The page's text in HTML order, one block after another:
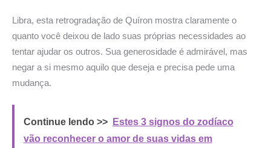
Libra, esta retrogradação de Quíron mostra claramente o
quanto você deixou de lado suas próprias necessidades ao
tentar ajudar os outros. Sua generosidade é admirável, mas
negar a si mesmo aquilo que deseja e precisa pede uma
mudança.
Continue lendo >>
Estes 3 signos do zodíaco
vão reconhecer o amor de suas vidas em